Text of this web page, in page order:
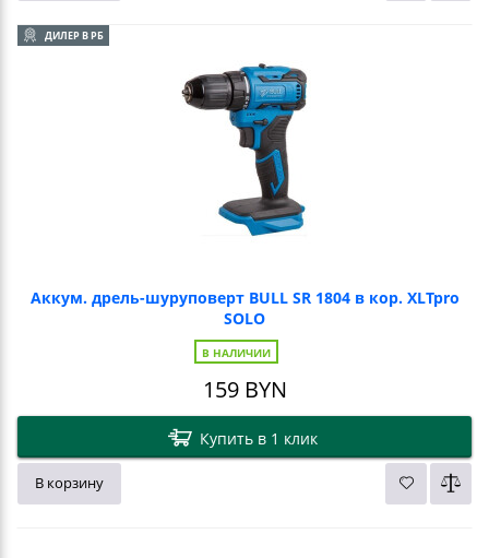
ДИЛЕР В РБ
Аккум. дрель-шуруповерт BULL SR 1804 в кор. XLTpro
SOLO
В НАЛИЧИИ
159BYN
Купить в 1 клик
В корзину